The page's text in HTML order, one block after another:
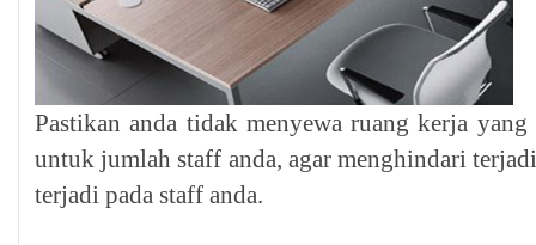
Pastikan anda tidak menyewa ruang kerja
untuk jumlah staff anda, agar menghindari
terjadi pada staff anda.